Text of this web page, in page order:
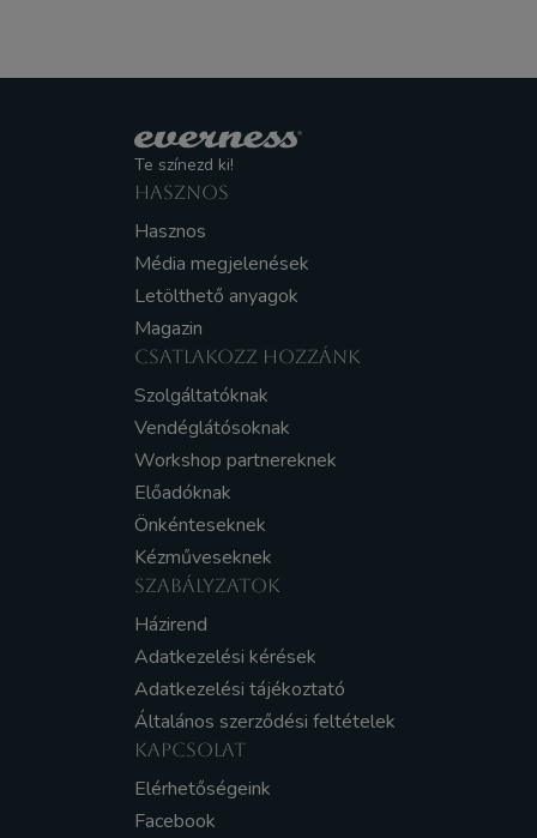
Te színezd ki!
HASZNOS
Hasznos
Média megjelenések
Letölthető anyagok
Magazin
CSATLAKOZZ HOZZÁNK
Szolgáltatóknak
Vendéglátósoknak
Workshop partnereknek
Előadóknak
Önkénteseknek
Kézműveseknek
SZABÁLYZATOK
Házirend
Adatkezelési kérések
Adatkezelési tájékoztató
Általános szerződési feltételek
KAPCSOLAT
Elérhetőségeink
Facebook